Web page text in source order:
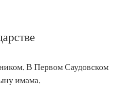
В Первом Саудовском
имама.